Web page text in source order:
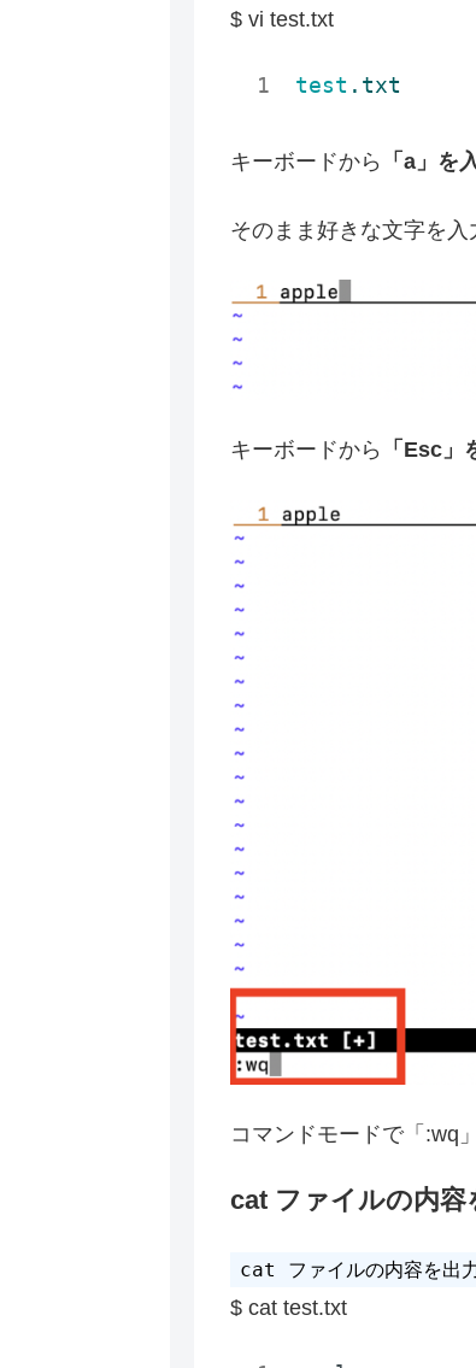
vi test.txt
test .txt
キーボードから 「a」を
そのまま好きな文字を入
キーボードから 「Esc
コマンドモードで「:wq
cat ファイルの内容
cat test.txt